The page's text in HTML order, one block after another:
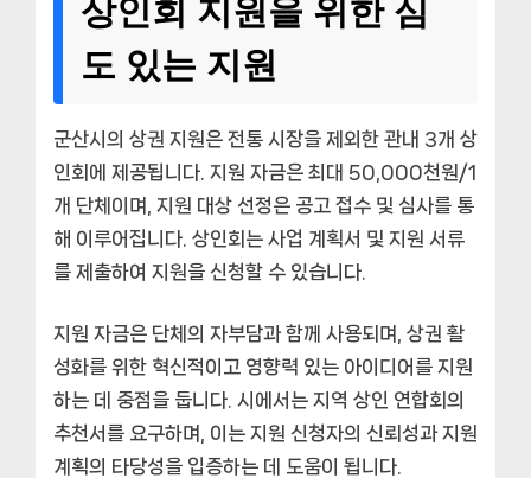
상인회 지원을 위한 심
도 있는 지원
군산시의 상권 지원은 전통 시장을 제외한 관내 3개 상
인회에 제공됩니다. 지원 자금은 최대 50,000천원/1
개 단체이며, 지원 대상 선정은 공고 접수 및 심사를 통
해 이루어집니다. 상인회는 사업 계획서 및 지원 서류
를 제출하여 지원을 신청할 수 있습니다.
지원 자금은 단체의 자부담과 함께 사용되며, 상권 활
성화를 위한 혁신적이고 영향력 있는 아이디어를 지원
하는 데 중점을 둡니다. 시에서는 지역 상인 연합회의
추천서를 요구하며, 이는 지원 신청자의 신뢰성과 지원
계획의 타당성을 입증하는 데 도움이 됩니다.